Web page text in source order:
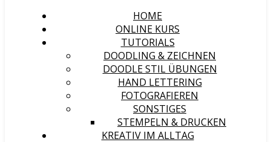
HOME
ONLINE KURS
TUTORIALS
DOODLING & ZEICHNEN
DOODLE STIL ÜBUNGEN
HAND LETTERING
FOTOGRAFIEREN
SONSTIGES
STEMPELN & DRUCKEN
KREATIV IM ALLTAG